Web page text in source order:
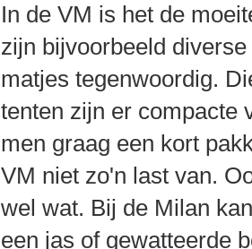
In de VM is het de
zijn bijvoorbeeld
matjes tegenwoordig.
tenten zijn er compacte
men graag een kort
VM niet zo'n last van.
wel wat. Bij de Milan
een jas of gewatteerde